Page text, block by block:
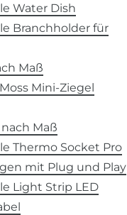
Water Dish
Branchholder für
Maß
Mini-Ziegel
Maß
Thermo Socket Pro
mit Plug und Play
Light Strip LED